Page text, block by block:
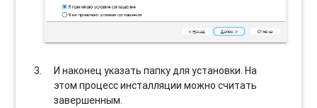
И наконец указать папку для установки. На
этом процесс инсталляции можно считать
завершенным.